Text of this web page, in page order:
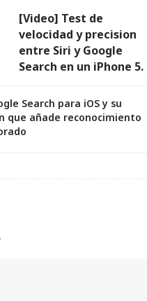
[Video] Test de
velocidad y precision
entre Siri y Google
Search en un iPhone 5.
Search para iOS y su
que añade reconocimiento